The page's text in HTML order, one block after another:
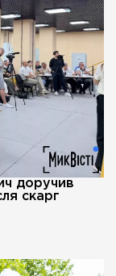
доручив
скарг